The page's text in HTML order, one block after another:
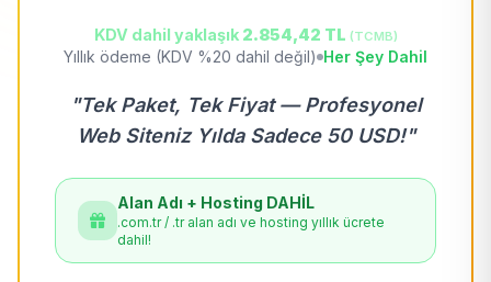
KDV dahil yaklaşık 2.854,42 TL (TCMB)
Yıllık ödeme (KDV %20 dahil değil) Her Şey Dahil
"Tek Paket, Tek Fiyat — Profesyonel
Web Siteniz Yılda Sadece 50 USD!"
Alan Adı + Hosting DAHİL
.com.tr / .tr alan adı ve hosting yıllık ücrete
dahil!